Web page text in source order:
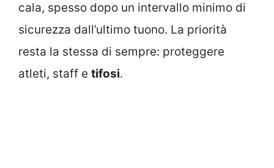
cala, spesso dopo un intervallo minimo di
sicurezza dall’ultimo tuono. La priorità
resta la stessa di sempre: proteggere
atleti, staff e tifosi.